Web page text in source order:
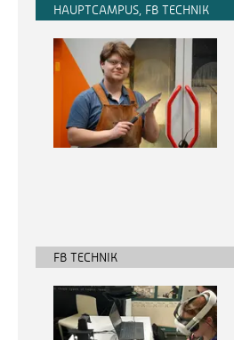
HAUPTCAMPUS, FB TECHNIK
FB TECHNIK